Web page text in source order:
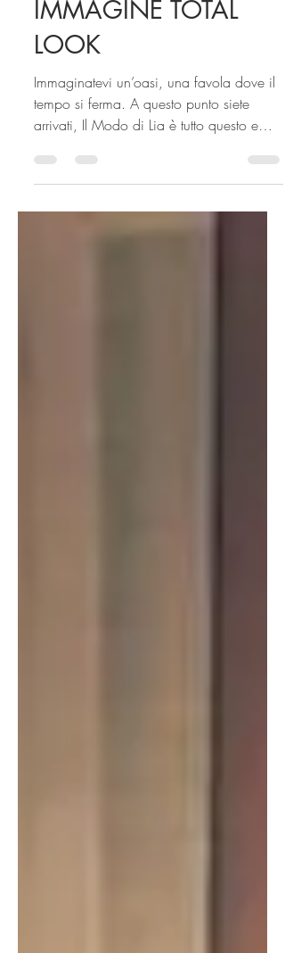
CONSULENZA
IMMAGINE TOTAL
LOOK
Immaginatevi un’oasi, una favola dove il
arrivati, Il Modo di Lia è tutto questo e
anche di più: un...